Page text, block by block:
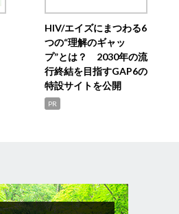
HIV/エイズにまつわる6
つの“理解のギャッ
プ”とは？ 2030年の流
行終結を目指すGAP6の
特設サイトを公開
PR